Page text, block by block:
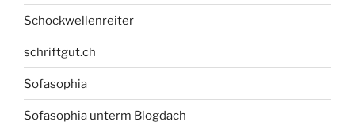
Schockwellenreiter
schriftgut.ch
Sofasophia
Sofasophia unterm Blogdach